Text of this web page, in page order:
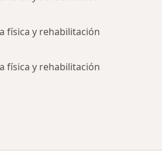
física y rehabilitación
física y rehabilitación